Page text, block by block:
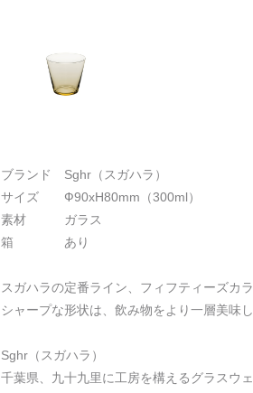
ブランド Sghr（スガハラ）
サイズ Ф90xH80mm（300ml）
素材 ガラス
箱 あり
スガハラの定番ライン、フィフティーズカ
シャープな形状は、飲み物をより一層美味
Sghr（スガハラ）
千葉県、九十九里に工房を構えるグラスウ